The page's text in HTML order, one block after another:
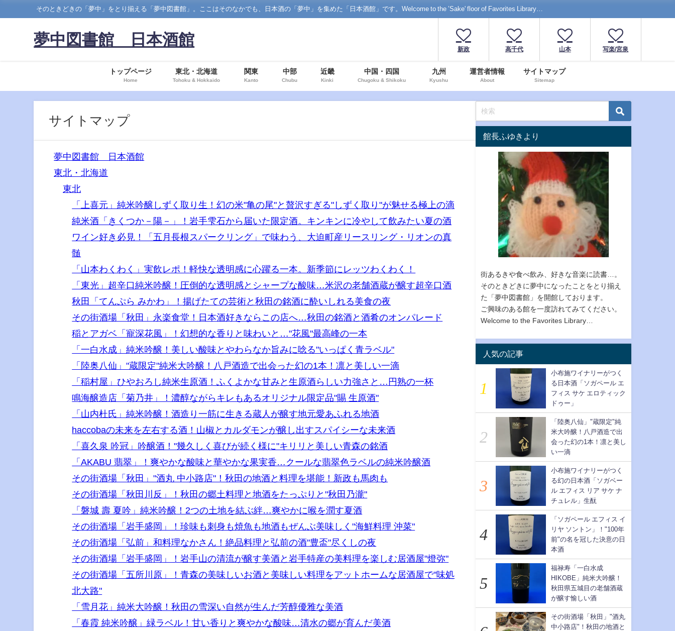
そのときどきの「夢中」をとり揃える「夢中図書館」。ここはそのなかでも、日本酒の「夢中」を集めた「日本酒館」です。Welcome to the ’Sake' floor of Favorites Library…
夢中図書館 日本酒館
新政 高千代 山本 写楽/宮泉
トップページ
Home
東北・北海道
Tohoku & Hokkaido
関東
Kanto
中部
Chubu
近畿
Kinki
中国・四国
Chugoku & Shikoku
九州
Kyushu
運営者情報
About
サイトマップ
Sitemap
サイトマップ
夢中図書館 日本酒館
東北・北海道
東北
「上喜元」純米吟醸しずく取り生！幻の米"亀の尾"と贅沢すぎる"しずく取り"が魅せる極上の滴
純米酒「きくつか－陽－」！岩手雫石から届いた限定酒。キンキンに冷やして飲みたい夏の酒
ワイン好き必見！「五月長根スパークリング」で味わう、大迫町産リースリング・リオンの真
髄
「山本わくわく」実飲レポ！軽快な透明感に心躍る一本。新季節にレッツわくわく！
「東光」超辛口純米吟醸！圧倒的な透明感とシャープな酸味…米沢の老舗酒蔵が醸す超辛口酒
秋田「てんぷら みかわ」！揚げたての芸術と秋田の銘酒に酔いしれる美食の夜
その街酒場「秋田」永楽食堂！日本酒好きならこの店へ…秋田の銘酒と酒肴のオンパレード
稲とアガベ「寵深花風」！幻想的な香りと味わいと…"花風"最高峰の一本
「一白水成」純米吟醸！美しい酸味とやわらなか旨みに唸る"いっぱく青ラベル"
「陸奥八仙」"蔵限定"純米大吟醸！八戸酒造で出会った幻の1本！凛と美しい一滴
「稲村屋」ひやおろし純米生原酒！ふくよかな甘みと生原酒らしい力強さと…円熟の一杯
鳴海醸造店「菊乃井」！濃醇ながらキレもあるオリジナル限定品"賜 生原酒"
「山内杜氏」純米吟醸！酒造り一筋に生きる蔵人が醸す地元愛あふれる地酒
haccobaの未来を左右する酒！山椒とカルダモンが醸し出すスパイシーな未来酒
「喜久泉 吟冠」吟醸酒！"幾久しく喜びが続く様に"キリリと美しい青森の銘酒
「AKABU 翡翠」！爽やかな酸味と華やかな果実香…クールな翡翠色ラベルの純米吟醸酒
その街酒場「秋田」"酒丸 中小路店"！秋田の地酒と料理を堪能！新政も馬肉も
その街酒場「秋田川反」！秋田の郷土料理と地酒をたっぷりと"秋田乃瀧"
「磐城 壽 夏吟」純米吟醸！2つの土地を結ぶ絆…爽やかに喉を潤す夏酒
その街酒場「岩手盛岡」！珍味も刺身も焼魚も地酒もぜんぶ美味しく"海鮮料理 沖菜"
その街酒場「弘前」和料理なかさん！絶品料理と弘前の酒"豊盃"尽くしの夜
その街酒場「岩手盛岡」！岩手山の清流が醸す美酒と岩手特産の美料理を楽しむ居酒屋"燈弥"
その街酒場「五所川原」！青森の美味しいお酒と美味しい料理をアットホームな居酒屋で"味処
北大路"
「雪月花」純米大吟醸！秋田の雪深い自然が生んだ芳醇優雅な美酒
「春霞 純米吟醸」緑ラベル！甘い香りと爽やかな酸味…清水の郷が育んだ美酒
館長ふゆきより
街あるきや食べ飲み、好きな音楽に読書…。
そのときどきに夢中になったことをとり揃え
た「夢中図書館」を開館しております。
ご興味のある館を一度訪れてみてください。
Welcome to the Favorites Library…
人気の記事
小布施ワイナリーがつく
る日本酒「ソガペール エ
フィス サケ エロティック
ドゥー」
「陸奥八仙」"蔵限定"純
米大吟醸！八戸酒造で出
会った幻の1本！凛と美し
い一滴
小布施ワイナリーがつく
る幻の日本酒「ソガベー
ル エフィス リア サケ ナ
チュレル」生酛
「ソガペール エフィス イ
リヤ ソントン」！"100年
前"の名を冠した決意の日
本酒
福禄寿「一白水成
HIKOBE」純米大吟醸！
秋田県五城目の老舗酒蔵
が醸す愉しい酒
その街酒場「秋田」"酒丸
中小路店"！秋田の地酒と